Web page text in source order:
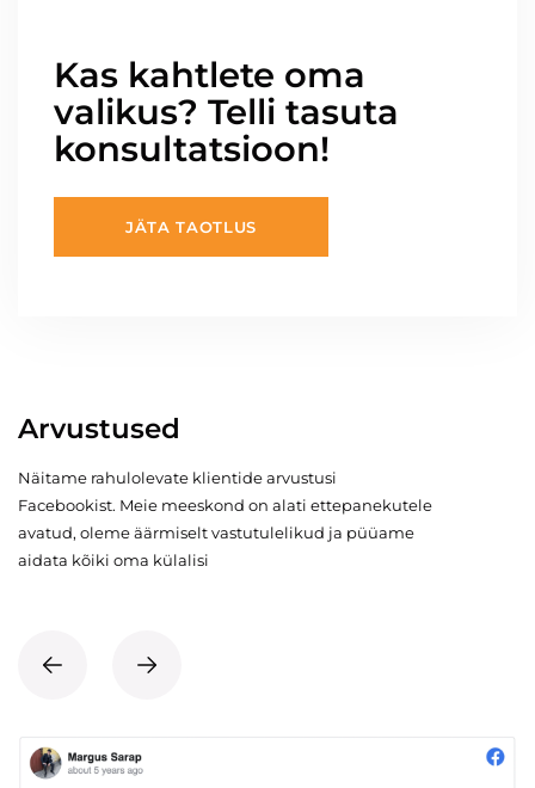
Kas kahtlete oma
valikus? Telli tasuta
konsultatsioon!
JÄTA TAOTLUS
Arvustused
Näitame rahulolevate klientide arvustusi
Facebookist. Meie meeskond on alati ettepanekutele
avatud, oleme äärmiselt vastutulelikud ja püüame
aidata kõiki oma külalisi